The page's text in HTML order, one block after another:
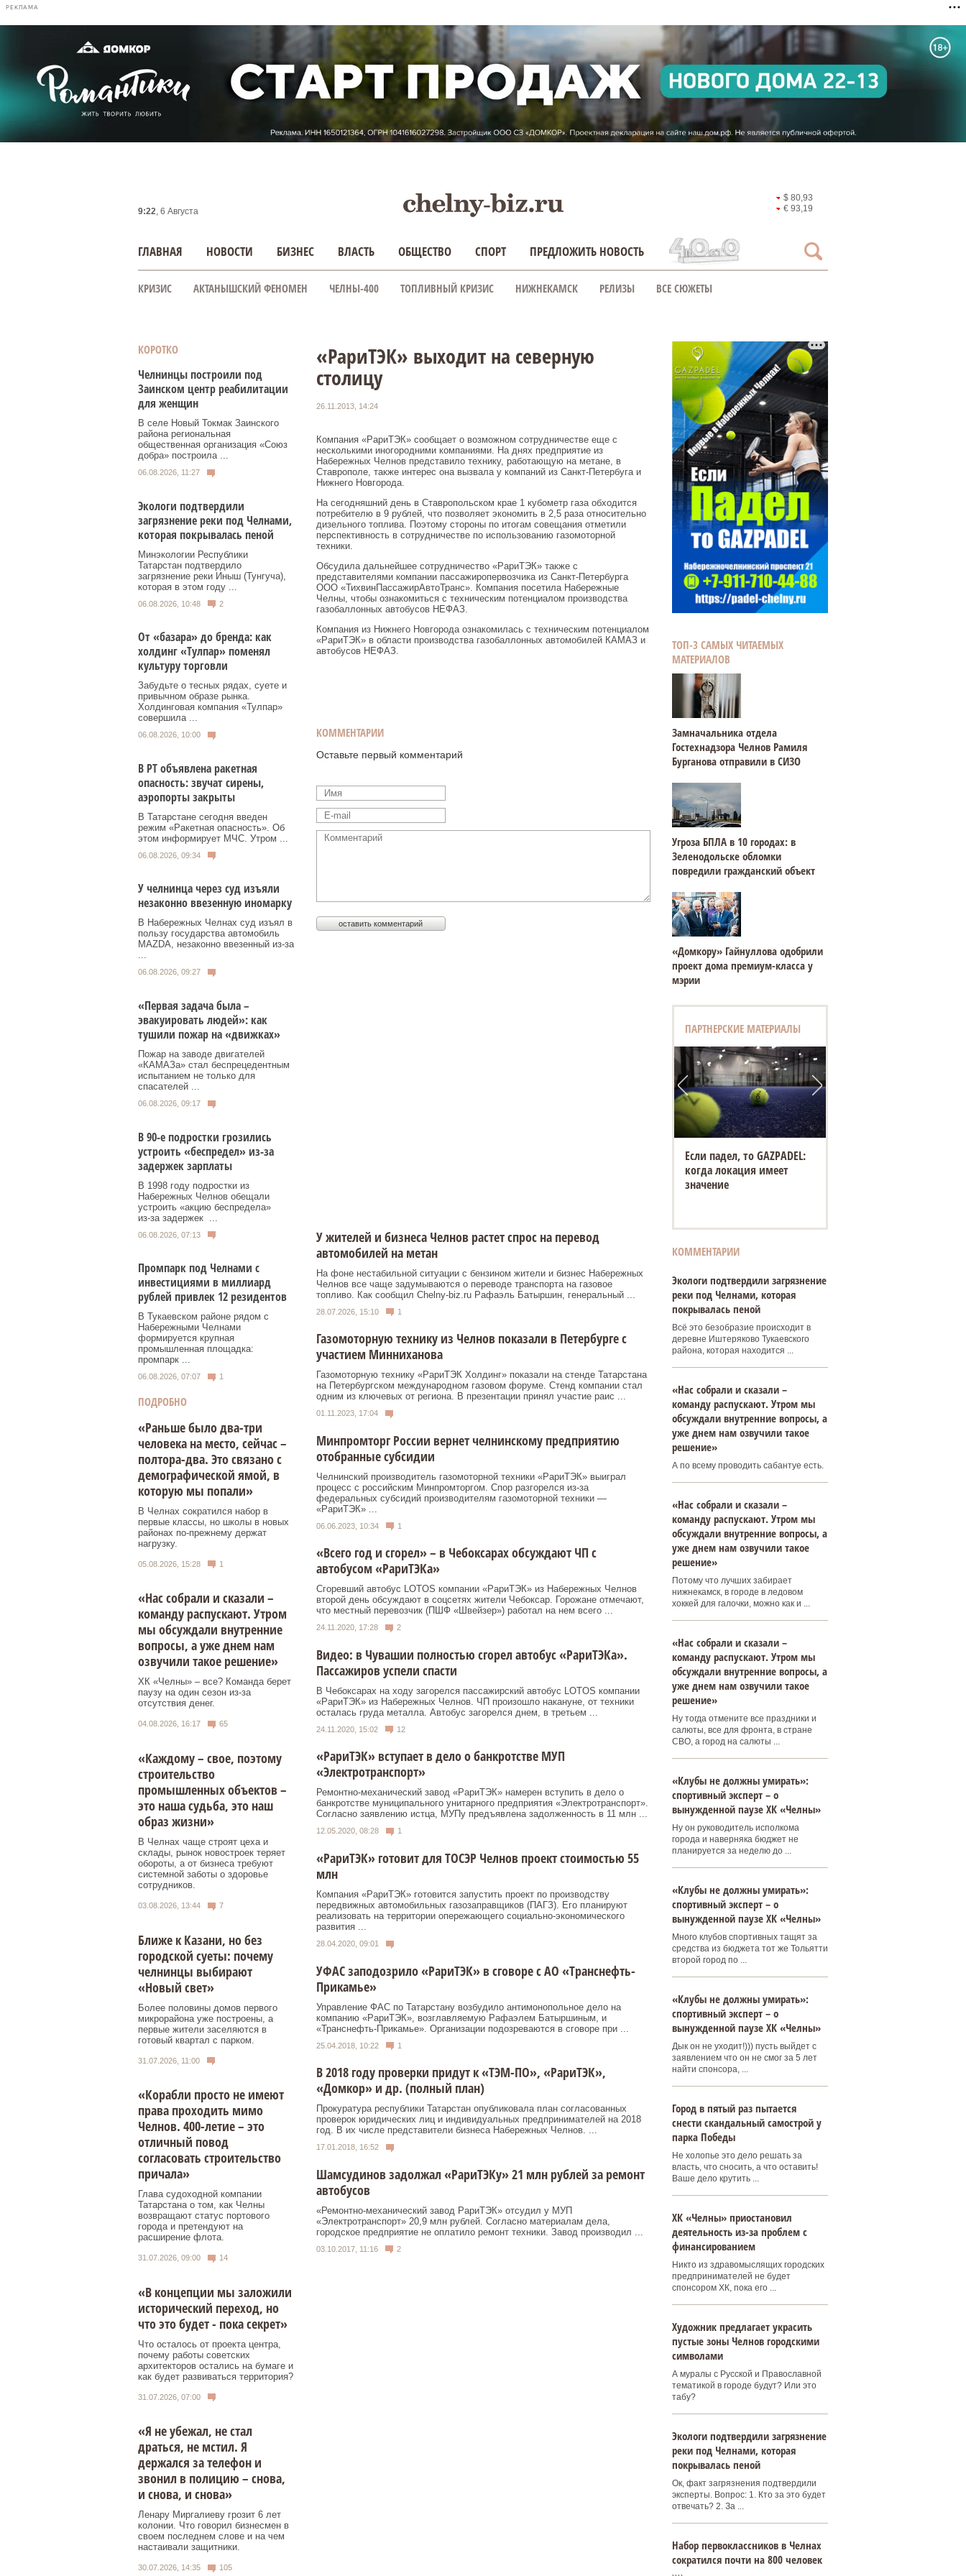
РЕКЛАМА
9:22, 6 Августа
$ 80,93
€ 93,19
ГЛАВНАЯ НОВОСТИ БИЗНЕС ВЛАСТЬ ОБЩЕСТВО СПОРТ ПРЕДЛОЖИТЬ НОВОСТЬ
КРИЗИС АКТАНЫШСКИЙ ФЕНОМЕН ЧЕЛНЫ-400 ТОПЛИВНЫЙ КРИЗИС НИЖНЕКАМСК РЕЛИЗЫ ВСЕ СЮЖЕТЫ
КОРОТКО
Челнинцы построили под
Заинском центр реабилитации
для женщин
В селе Новый Токмак Заинского
района региональная
общественная организация «Союз
добра» построила ...
06.08.2026, 11:27
Экологи подтвердили
загрязнение реки под Челнами,
которая покрывалась пеной
Минэкологии Республики
Татарстан подтвердило
загрязнение реки Иныш (Тунгуча),
которая в этом году ...
06.08.2026, 10:48 2
От «базара» до бренда: как
холдинг «Тулпар» поменял
культуру торговли
Забудьте о тесных рядах, суете и
привычном образе рынка.
Холдинговая компания «Тулпар»
совершила ...
06.08.2026, 10:00
В РТ объявлена ракетная
опасность: звучат сирены,
аэропорты закрыты
В Татарстане сегодня введен
режим «Ракетная опасность». Об
этом информирует МЧС. Утром ...
06.08.2026, 09:34
У челнинца через суд изъяли
незаконно ввезенную иномарку
В Набережных Челнах суд изъял в
пользу государства автомобиль
MAZDA, незаконно ввезенный из‑за
...
06.08.2026, 09:27
«Первая задача была –
эвакуировать людей»: как
тушили пожар на «движках»
Пожар на заводе двигателей
«КАМАЗа» стал беспрецедентным
испытанием не только для
спасателей ...
06.08.2026, 09:17
В 90-е подростки грозились
устроить «беспредел» из-за
задержек зарплаты
В 1998 году подростки из
Набережных Челнов обещали
устроить «акцию беспредела»
из‑за задержек ...
06.08.2026, 07:13
Промпарк под Челнами с
инвестициями в миллиард
рублей привлек 12 резидентов
В Тукаевском районе рядом с
Набережными Челнами
формируется крупная
промышленная площадка:
промпарк ...
06.08.2026, 07:07 1
ПОДРОБНО
«Раньше было два-три
человека на место, сейчас –
полтора-два. Это связано с
демографической ямой, в
которую мы попали»
В Челнах сократился набор в
первые классы, но школы в новых
районах по-прежнему держат
нагрузку.
05.08.2026, 15:28 1
«Нас собрали и сказали –
команду распускают. Утром
мы обсуждали внутренние
вопросы, а уже днем нам
озвучили такое решение»
ХК «Челны» – все? Команда берет
паузу на один сезон из-за
отсутствия денег.
04.08.2026, 16:17 65
«Каждому – свое, поэтому
строительство
промышленных объектов –
это наша судьба, это наш
образ жизни»
В Челнах чаще строят цеха и
склады, рынок новостроек теряет
обороты, а от бизнеса требуют
системной заботы о здоровье
сотрудников.
03.08.2026, 13:44 7
Ближе к Казани, но без
городской суеты: почему
челнинцы выбирают
«Новый свет»
Более половины домов первого
микрорайона уже построены, а
первые жители заселяются в
готовый квартал с парком.
31.07.2026, 11:00
«Корабли просто не имеют
права проходить мимо
Челнов. 400-летие – это
отличный повод
согласовать строительство
причала»
Глава судоходной компании
Татарстана о том, как Челны
возвращают статус портового
города и претендуют на
расширение флота.
31.07.2026, 09:00 14
«В концепции мы заложили
исторический переход, но
что это будет - пока секрет»
Что осталось от проекта центра,
почему работы советских
архитекторов остались на бумаге и
как будет развиваться территория?
31.07.2026, 07:00
«Я не убежал, не стал
драться, не мстил. Я
держался за телефон и
звонил в полицию – снова,
и снова, и снова»
Ленару Миргалиеву грозит 6 лет
колонии. Что говорил бизнесмен в
своем последнем слове и на чем
настаивали защитники.
30.07.2026, 14:35 105
«РариТЭК» выходит на северную
столицу
26.11.2013, 14:24
Компания «РариТЭК» сообщает о возможном сотрудничестве еще с
несколькими иногородними компаниями. На днях предприятие из
Набережных Челнов представило технику, работающую на метане, в
Ставрополе, также интерес она вызвала у компаний из Санкт-Петербуга и
Нижнего Новгорода.
На сегодняшний день в Ставропольском крае 1 кубометр газа обходится
потребителю в 9 рублей, что позволяет экономить в 2,5 раза относительно
дизельного топлива. Поэтому стороны по итогам совещания отметили
перспективность в сотрудничестве по использованию газомоторной
техники.
Обсудила дальнейшее сотрудничество «РариТЭК» также с
представителями компании пассажиропервозчика из Санкт-Петербурга
ООО «ТихвинПассажирАвтоТранс». Компания посетила Набережные
Челны, чтобы ознакомиться с техническим потенциалом производства
газобаллонных автобусов НЕФАЗ.
Компания из Нижнего Новгорода ознакомилась с техническим потенциалом
«РариТЭК» в области производства газобаллонных автомобилей КАМАЗ и
автобусов НЕФАЗ.
КОММЕНТАРИИ
Оставьте первый комментарий
У жителей и бизнеса Челнов растет спрос на перевод
автомобилей на метан
На фоне нестабильной ситуации с бензином жители и бизнес Набережных
Челнов все чаще задумываются о переводе транспорта на газовое
топливо. Как сообщил Сhelny-biz.ru Рафаэль Батыршин, генеральный ...
28.07.2026, 15:10 1
Газомоторную технику из Челнов показали в Петербурге с
участием Минниханова
Газомоторную технику «РариТЭК Холдинг» показали на стенде Татарстана
на Петербургском международном газовом форуме. Стенд компании стал
одним из ключевых от региона. В презентации принял участие раис ...
01.11.2023, 17:04
Минпромторг России вернет челнинскому предприятию
отобранные субсидии
Челнинский производитель газомоторной техники «РариТЭК» выиграл
процесс с российским Минпромторгом. Спор разгорелся из-за
федеральных субсидий производителям газомоторной техники —
«РариТЭК» ...
06.06.2023, 10:34 1
«Всего год и сгорел» – в Чебоксарах обсуждают ЧП с
автобусом «РариТЭКа»
Сгоревший автобус LOTOS компании «РариТЭК» из Набережных Челнов
второй день обсуждают в соцсетях жители Чебоксар. Горожане отмечают,
что местный перевозчик (ПШФ «Швейзер») работал на нем всего ...
24.11.2020, 17:28 2
Видео: в Чувашии полностью сгорел автобус «РариТЭКа».
Пассажиров успели спасти
В Чебоксарах на ходу загорелся пассажирский автобус LOTOS компании
«РариТЭК» из Набережных Челнов. ЧП произошло накануне, от техники
осталась груда металла. Автобус загорелся днем, в третьем ...
24.11.2020, 15:02 12
«РариТЭК» вступает в дело о банкротстве МУП
«Электротранспорт»
Ремонтно-механический завод «РариТЭК» намерен вступить в дело о
банкротстве муниципального унитарного предприятия «Электротранспорт».
Согласно заявлению истца, МУПу предъявлена задолженность в 11 млн ...
12.05.2020, 08:28 1
«РариТЭК» готовит для ТОСЭР Челнов проект стоимостью 55
млн
Компания «РариТЭК» готовится запустить проект по производству
передвижных автомобильных газозаправщиков (ПАГЗ). Его планируют
реализовать на территории опережающего социально-экономического
развития ...
28.04.2020, 09:01
УФАС заподозрило «РариТЭК» в сговоре с АО «Транснефть-
Прикамье»
Управление ФАС по Татарстану возбудило антимонопольное дело на
компанию «РариТЭК», возглавляемую Рафаэлем Батыршиным, и
«Транснефть-Прикамье». Организации подозреваются в сговоре при ...
25.04.2018, 10:22 1
В 2018 году проверки придут к «ТЭМ-ПО», «РариТЭК»,
«Домкор» и др. (полный план)
Прокуратура республики Татарстан опубликовала план согласованных
проверок юридических лиц и индивидуальных предпринимателей на 2018
год. В их числе представители бизнеса Набережных Челнов. ...
17.01.2018, 16:52
Шамсудинов задолжал «РариТЭКу» 21 млн рублей за ремонт
автобусов
«Ремонтно-механический завод РариТЭК» отсудил у МУП
«Электротранспорт» 20,9 млн рублей. Согласно материалам дела,
городское предприятие не оплатило ремонт техники. Завод производил ...
03.10.2017, 11:16 2
ТОП-3 САМЫХ ЧИТАЕМЫХ
МАТЕРИАЛОВ
Замначальника отдела
Гостехнадзора Челнов Рамиля
Бурганова отправили в СИЗО
Угроза БПЛА в 10 городах: в
Зеленодольске обломки
повредили гражданский объект
«Домкору» Гайнуллова одобрили
проект дома премиум-класса у
мэрии
ПАРТНЕРСКИЕ МАТЕРИАЛЫ
Если падел, то GAZPADEL:
когда локация имеет
значение
КОММЕНТАРИИ
Экологи подтвердили загрязнение
реки под Челнами, которая
покрывалась пеной
Всё это безобразие происходит в
деревне Иштеряково Тукаевского
района, которая находится ...
«Нас собрали и сказали –
команду распускают. Утром мы
обсуждали внутренние вопросы, а
уже днем нам озвучили такое
решение»
А по всему проводить сабантуе есть.
«Нас собрали и сказали –
команду распускают. Утром мы
обсуждали внутренние вопросы, а
уже днем нам озвучили такое
решение»
Потому что лучших забирает
нижнекамск, в городе в ледовом
хоккей для галочки, можно как и ...
«Нас собрали и сказали –
команду распускают. Утром мы
обсуждали внутренние вопросы, а
уже днем нам озвучили такое
решение»
Ну тогда отмените все праздники и
салюты, все для фронта, в стране
СВО, а город на салюты ...
«Клубы не должны умирать»:
спортивный эксперт – о
вынужденной паузе ХК «Челны»
Ну он руководитель исполкома
города и наверняка бюджет не
планируется за неделю до ...
«Клубы не должны умирать»:
спортивный эксперт – о
вынужденной паузе ХК «Челны»
Много клубов спортивных тащят за
средства из бюджета тот же Тольятти
второй город по ...
«Клубы не должны умирать»:
спортивный эксперт – о
вынужденной паузе ХК «Челны»
Дык он не уходит!))) пусть выйдет с
заявлением что он не смог за 5 лет
найти спонсора, ...
Город в пятый раз пытается
снести скандальный самострой у
парка Победы
Не холопье это дело решать за
власть, что сносить, а что оставить!
Ваше дело крутить ...
ХК «Челны» приостановил
деятельность из-за проблем с
финансированием
Никто из здравомыслящих городских
предпринимателей не будет
спонсором ХК, пока его ...
Художник предлагает украсить
пустые зоны Челнов городскими
символами
А муралы с Русской и Православной
тематикой в городе будут? Или это
табу?
Экологи подтвердили загрязнение
реки под Челнами, которая
покрывалась пеной
Ок, факт загрязнения подтвердили
эксперты. Вопрос: 1. Кто за это будет
отвечать? 2. За ...
Набор первоклассников в Челнах
сократился почти на 800 человек